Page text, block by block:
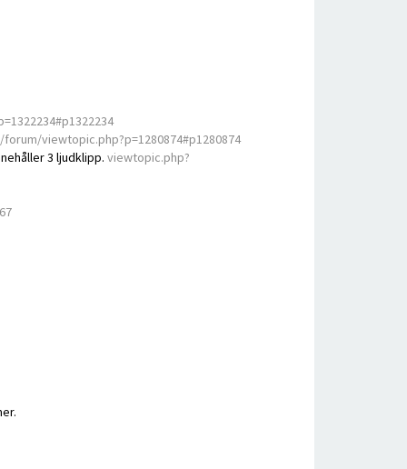
viewtopic.php?p=1280874#p1280874
3 ljudklipp. viewtopic.php?